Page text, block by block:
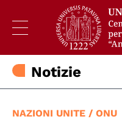
Notizie
NAZIONI UNITE / ONU